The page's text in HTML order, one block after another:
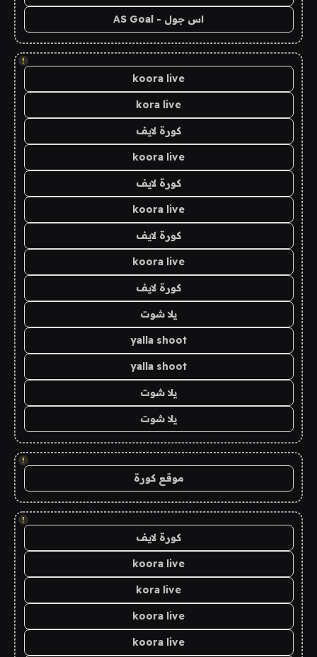
اس جول - AS Goal
!
koora live
kora live
كورة لايف
koora live
كورة لايف
koora live
كورة لايف
koora live
كورة لايف
يلا شوت
yalla shoot
yalla shoot
يلا شوت
يلا شوت
!
موقع كورة
!
كورة لايف
koora live
kora live
koora live
koora live